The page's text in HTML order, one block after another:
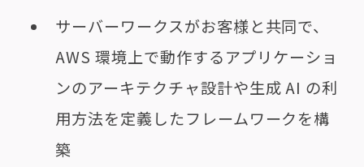
サーバーワークスがお客様と共同で、
AWS 環境上で動作するアプリケーショ
ンのアーキテクチャ設計や生成 AI の利
用方法を定義したフレームワークを構
築